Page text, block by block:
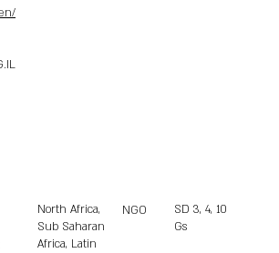
North Africa,
Sub Saharan
Africa, Latin
NGO
SD
Gs
3, 4, 10